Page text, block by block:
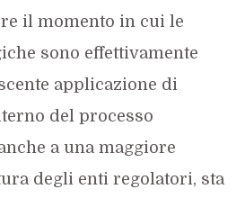
il momento in cui le
sono effettivamente
applicazione di
del processo
a una maggiore
degli enti regolatori, sta